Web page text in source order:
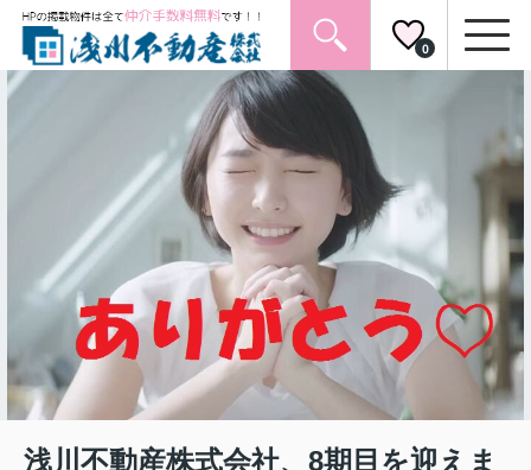
0
浅川不動産株式会社、8期目を迎えま